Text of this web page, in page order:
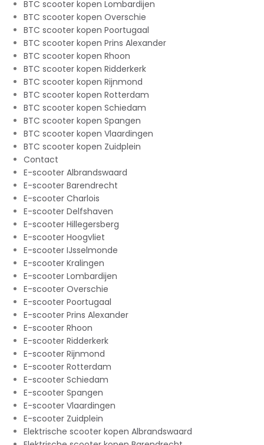
BTC scooter kopen Lombardijen
BTC scooter kopen Overschie
BTC scooter kopen Poortugaal
BTC scooter kopen Prins Alexander
BTC scooter kopen Rhoon
BTC scooter kopen Ridderkerk
BTC scooter kopen Rijnmond
BTC scooter kopen Rotterdam
BTC scooter kopen Schiedam
BTC scooter kopen Spangen
BTC scooter kopen Vlaardingen
BTC scooter kopen Zuidplein
Contact
E-scooter Albrandswaard
E-scooter Barendrecht
E-scooter Charlois
E-scooter Delfshaven
E-scooter Hillegersberg
E-scooter Hoogvliet
E-scooter IJsselmonde
E-scooter Kralingen
E-scooter Lombardijen
E-scooter Overschie
E-scooter Poortugaal
E-scooter Prins Alexander
E-scooter Rhoon
E-scooter Ridderkerk
E-scooter Rijnmond
E-scooter Rotterdam
E-scooter Schiedam
E-scooter Spangen
E-scooter Vlaardingen
E-scooter Zuidplein
Elektrische scooter kopen Albrandswaard